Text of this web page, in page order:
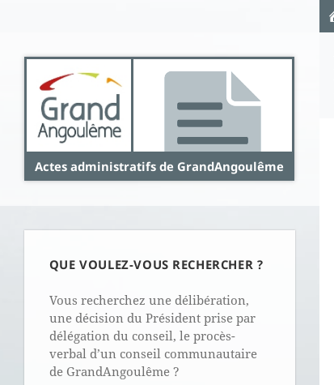
Actes administratifs de GrandAngoulême
QUE VOULEZ-VOUS RECHERCHER ?
Vous recherchez une délibération,
une décision du Président prise par
délégation du conseil, le procès-
verbal d’un conseil communautaire
de GrandAngoulême ?